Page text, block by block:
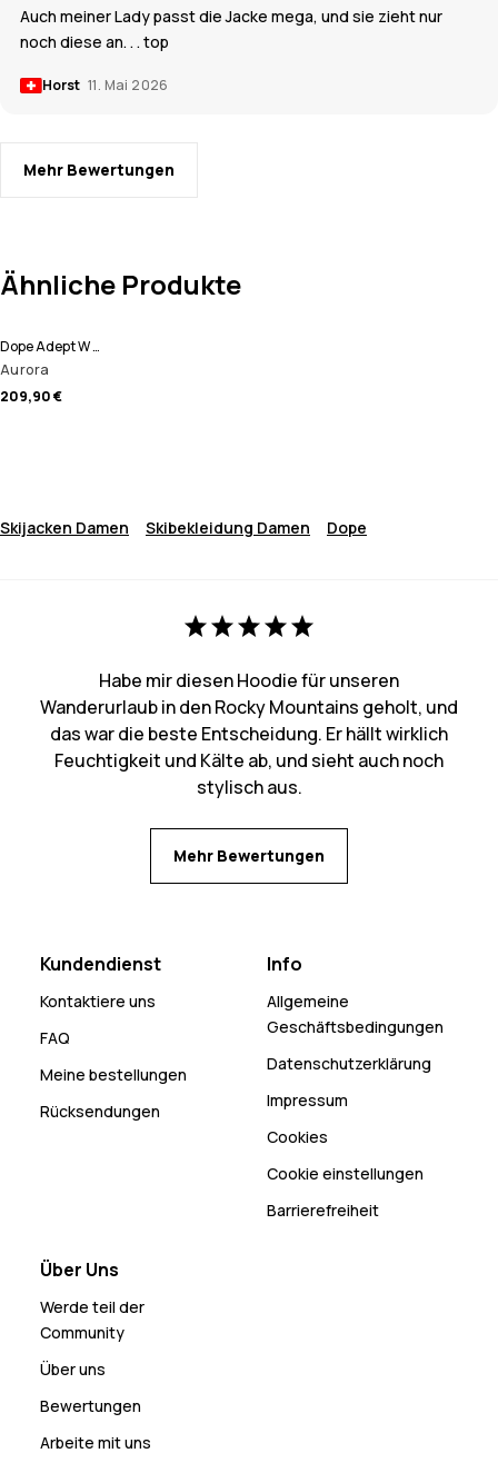
Auch meiner Lady passt die Jacke mega, und sie zieht nur
noch diese an. . . top
Horst 11. Mai 2026
Mehr Bewertungen
Ähnliche Produkte
Dope Adept W Skijacke Damen
Aurora
209,90 €
Skijacken Damen Skibekleidung Damen Dope
Habe mir diesen Hoodie für unseren
Wanderurlaub in den Rocky Mountains geholt, und
das war die beste Entscheidung. Er hällt wirklich
Feuchtigkeit und Kälte ab, und sieht auch noch
stylisch aus.
Mehr Bewertungen
Kundendienst
Kontaktiere uns
FAQ
Meine bestellungen
Rücksendungen
Info
Allgemeine
Geschäftsbedingungen
Datenschutzerklärung
Impressum
Cookies
Cookie einstellungen
Barrierefreiheit
Über Uns
Werde teil der
Community
Über uns
Bewertungen
Arbeite mit uns